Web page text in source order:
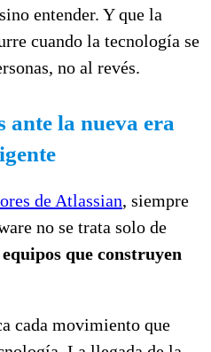
entender. Y que la
cuando la tecnología se
no al revés.
ante la nueva era
de Atlassian, siempre
no se trata solo de
equipos que construyen
cada movimiento que